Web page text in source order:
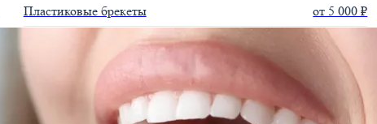
Пластиковые брекеты от 5 000 ₽